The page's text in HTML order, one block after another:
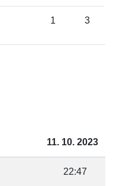
1 3
11. 10. 2023
22:47